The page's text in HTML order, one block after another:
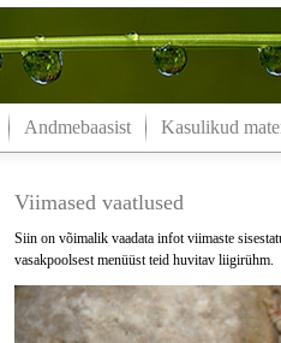
Andmebaasist Kasulikud
Viimased vaatlused
Siin on võimalik vaadata infot viimaste
vasakpoolsest menüüst teid huvitav liigirühm.